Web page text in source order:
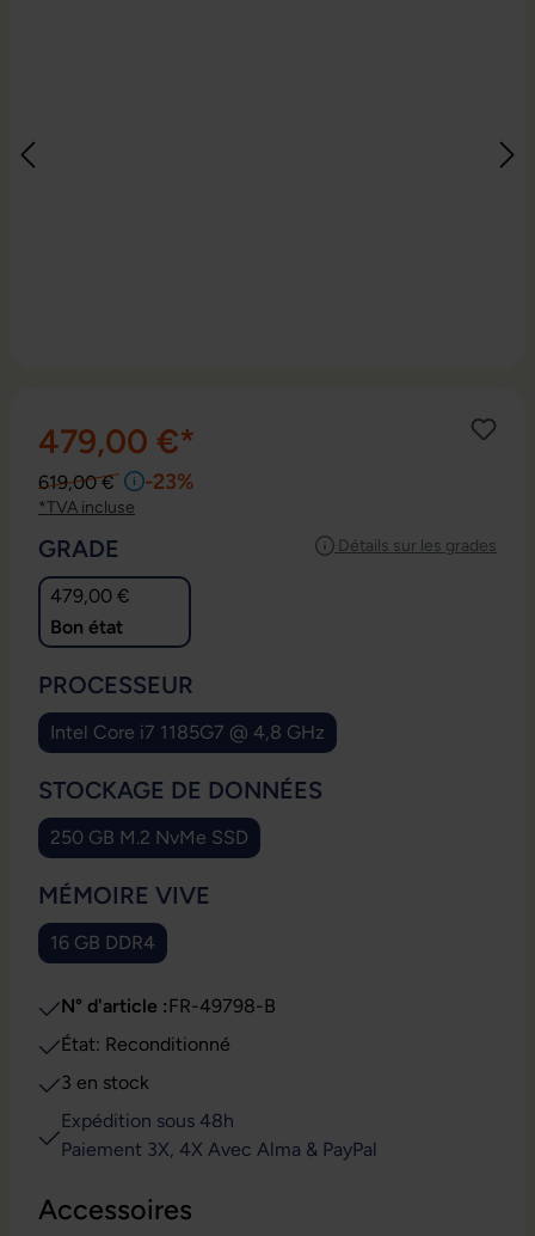
479,00 €*
619,00 € -23%
*TVA incluse
Détails sur les grades
SÉLECTIONNEZ
GRADE
479,00 €
Bon état
SÉLECTIONNEZ
PROCESSEUR
Intel Core i7 1185G7 @ 4,8 GHz
SÉLECTIONNEZ
STOCKAGE DE DONNÉES
250 GB M.2 NvMe SSD
SÉLECTIONNEZ
MÉMOIRE VIVE
16 GB DDR4
N° d'article :FR-49798-B
État: Reconditionné
3 en stock
Expédition sous 48h
Paiement 3X, 4X Avec Alma & PayPal
Accessoires